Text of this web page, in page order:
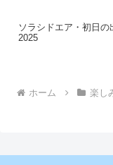
ソラシドエア・初日の
2025
ホーム 楽し